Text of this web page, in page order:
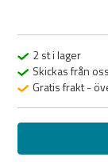
2 st i lager
Skickas från
Gratis frakt -